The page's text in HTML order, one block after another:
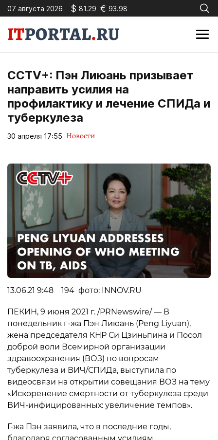
07 августа 2026 $ 81.29 € 93.98
CCTV+: Пэн Лиюань призывает
направить усилия на
профилактику и лечение СПИДа и
туберкулеза
30 апреля 17:55 Новости
13.06.21 9:48 194 фото: INNOV.RU
ПЕКИН, 9 июня 2021 г. /PRNewswire/ — В
понедельник г-жа Пэн Лиюань (Peng Liyuan),
жена председателя КНР Си Цзиньпина и Посол
доброй воли Всемирной организации
здравоохранения (ВОЗ) по вопросам
туберкулеза и ВИЧ/СПИДа, выступила по
видеосвязи на открытии совещания ВОЗ на тему
«Искоренение смертности от туберкулеза среди
ВИЧ-инфицированных: увеличение темпов».
Г-жа Пэн заявила, что в последние годы,